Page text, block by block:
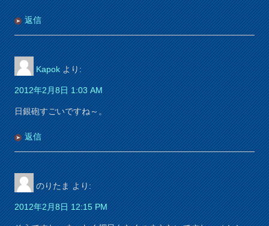
返信
Kapok より:
2012年2月8日 1:03 AM
日銀砲すごいですね～。
返信
のりたま より:
2012年2月8日 12:15 PM